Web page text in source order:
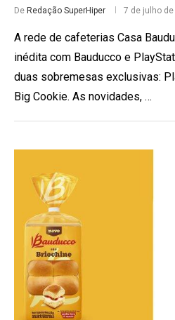
De Redação SuperHiper 7 de julho de
A rede de cafeterias Casa
inédita com Bauducco e
duas sobremesas exclusivas:
Big Cookie. As novidades, …